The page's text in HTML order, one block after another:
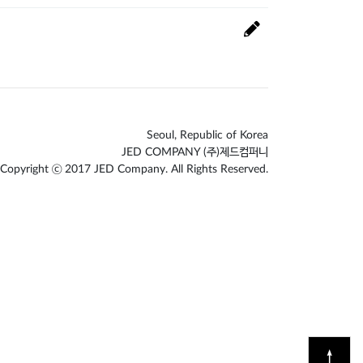
Seoul, Republic of Korea
JED COMPANY (주)제드컴퍼니
Copyright ⓒ 2017 JED Company. All Rights Reserved.
↑